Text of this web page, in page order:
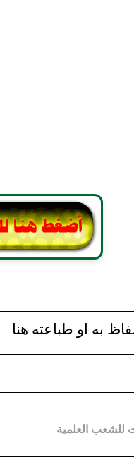
به او طباعته هنا
للشعب العلمية